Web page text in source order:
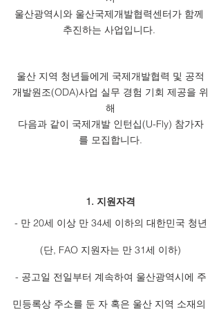
울산광역시와 울산국제개발협력센터가 함께
추진하는 사업입니다.
울산 지역 청년들에게 국제개발협력 및 공적
개발원조(ODA)사업 실무 경험 기회 제공을 위
해
다음과 같이 국제개발 인턴십(U-Fly) 참가자
를 모집합니다.
1. 지원자격
- 만 20세 이상 만 34세 이하의 대한민국 청년
(단, FAO 지원자는 만 31세 이하)
- 공고일 전일부터 계속하여 울산광역시에 주
민등록상 주소를 둔 자 혹은 울산 지역 소재의